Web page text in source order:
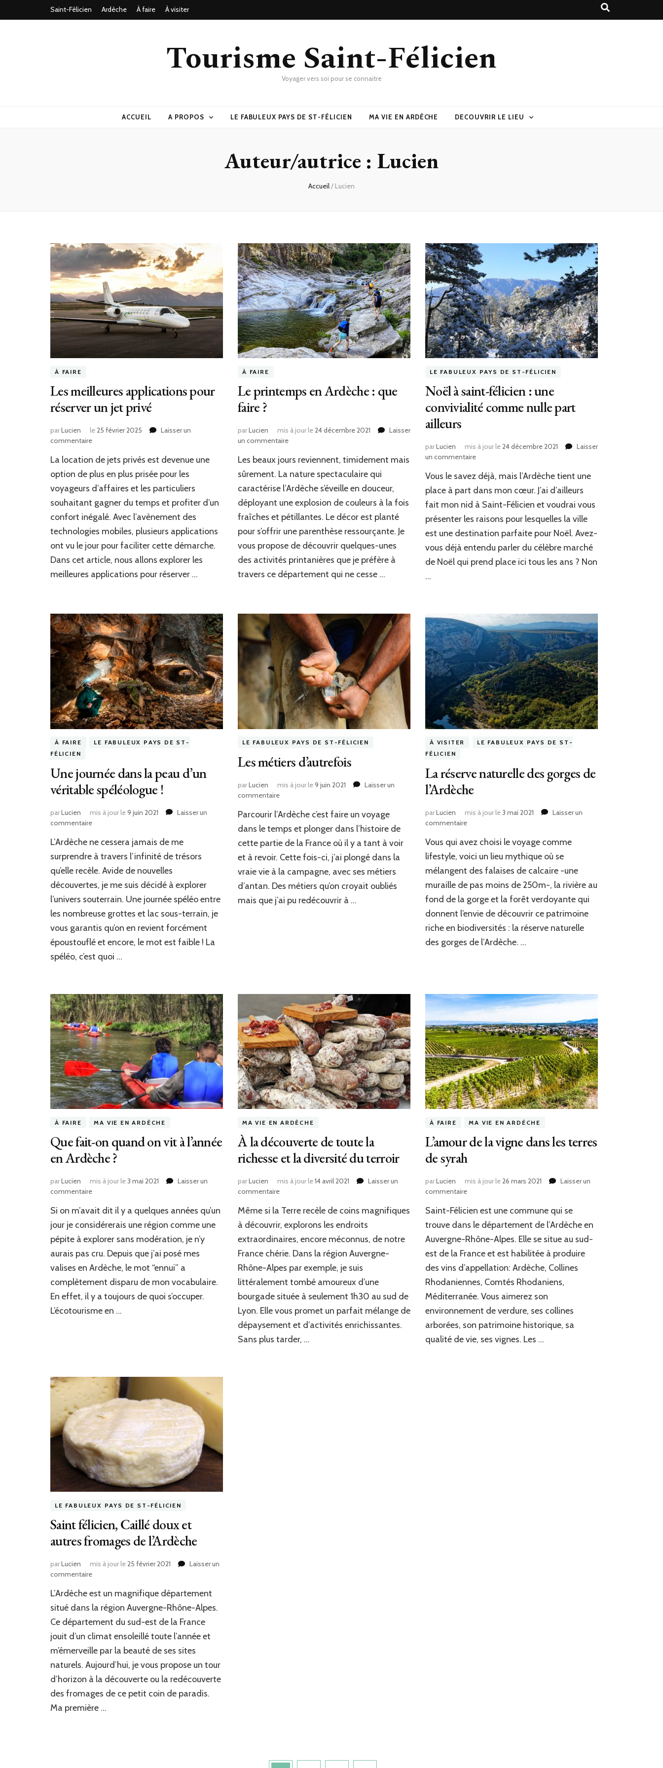
Saint-Félicien Ardèche À faire À visiter
Tourisme Saint-Félicien
Voyager vers soi pour se connaitre
ACCUEIL A PROPOS LE FABULEUX PAYS DE ST-FÉLICIEN MA VIE EN ARDÈCHE DECOUVRIR LE LIEU
Auteur/autrice : Lucien
Accueil/ Lucien
À FAIRE
Les meilleures applications pour
réserver un jet privé
parLucien le25 février 2025
Laisser un
commentaire
meilleures
applications
réserver
un
privé
La location de jets privés est devenue une
option de plus en plus prisée pour les
voyageurs d’affaires et les particuliers
souhaitant gagner du temps et profiter d’un
confort inégalé. Avec l’avènement des
technologies mobiles, plusieurs applications
ont vu le jour pour faciliter cette démarche.
Dans cet article, nous allons explorer les
meilleures applications pour réserver …
À FAIRE
Le printemps en Ardèche : que
faire ?
parLucien mis à jour le24 décembre 2021
Laisser
un commentairesur
printemps
en
:
que
faire
Les beaux jours reviennent, timidement mais
sûrement. La nature spectaculaire qui
caractérise l’Ardèche s’éveille en douceur,
déployant une explosion de couleurs à la fois
fraîches et pétillantes. Le décor est planté
pour s’offrir une parenthèse ressourçante. Je
vous propose de découvrir quelques-unes
des activités printanières que je préfère à
travers ce département qui ne cesse …
LE FABULEUX PAYS DE ST-FÉLICIEN
Noël à saint-félicien : une
convivialité comme nulle part
ailleurs
parLucien mis à jour le24 décembre 2021
Laisser
un commentairesur
à
saint-
:
une
convivialité
nulle
part
Vous le savez déjà, mais l’Ardèche tient une
place à part dans mon cœur. J’ai d’ailleurs
fait mon nid à Saint-Félicien et voudrai vous
présenter les raisons pour lesquelles la ville
est une destination parfaite pour Noël. Avez-
vous déjà entendu parler du célèbre marché
de Noël qui prend place ici tous les ans ? Non
…
À FAIRE
LE FABULEUX PAYS DE ST-
FÉLICIEN
Une journée dans la peau d’un
véritable spéléologue !
parLucien mis à jour le9 juin 2021
Laisser un
commentaire
journée
dans
peau
d’un
véritable
!
L’Ardèche ne cessera jamais de me
surprendre à travers l’infinité de trésors
qu’elle recèle. Avide de nouvelles
découvertes, je me suis décidé à explorer
l’univers souterrain. Une journée spéléo entre
les nombreuse grottes et lac sous-terrain, je
vous garantis qu’on en revient forcément
époustouflé et encore, le mot est faible ! La
spéléo, c’est quoi …
LE FABULEUX PAYS DE ST-FÉLICIEN
Les métiers d’autrefois
parLucien mis à jour le9 juin 2021
Laisser un
commentairesur
métiers
d’autrefois
Parcourir l’Ardèche c’est faire un voyage
dans le temps et plonger dans l’histoire de
cette partie de la France où il y a tant à voir
et à revoir. Cette fois-ci, j’ai plongé dans la
vraie vie à la campagne, avec ses métiers
d’antan. Des métiers qu’on croyait oubliés
mais que j’ai pu redécouvrir à …
À VISITER
LE FABULEUX PAYS DE ST-
FÉLICIEN
La réserve naturelle des gorges de
l’Ardèche
parLucien mis à jour le3 mai 2021
Laisser un
commentairesur
réserve
naturelle
gorges
de
Vous qui avez choisi le voyage comme
lifestyle, voici un lieu mythique où se
mélangent des falaises de calcaire -une
muraille de pas moins de 250m-, la rivière au
fond de la gorge et la forêt verdoyante qui
donnent l’envie de découvrir ce patrimoine
riche en biodiversités : la réserve naturelle
des gorges de l’Ardèche. …
À FAIRE MA VIE EN ARDÈCHE
Que fait-on quand on vit à l’année
en Ardèche ?
parLucien mis à jour le3 mai 2021
Laisser un
commentaire
fait-
on
on
vit
à
en
Ardèche
Si on m’avait dit il y a quelques années qu’un
jour je considérerais une région comme une
pépite à explorer sans modération, je n’y
aurais pas cru. Depuis que j’ai posé mes
valises en Ardèche, le mot “ennui” a
complètement disparu de mon vocabulaire.
En effet, il y a toujours de quoi s’occuper.
L’écotourisme en …
MA VIE EN ARDÈCHE
À la découverte de toute la
richesse et la diversité du terroir
parLucien mis à jour le14 avril 2021
Laisser un
commentairesur
la
découverte
toute
la
la
diversité
terroir
Même si la Terre recèle de coins magnifiques
à découvrir, explorons les endroits
extraordinaires, encore méconnus, de notre
France chérie. Dans la région Auvergne-
Rhône-Alpes par exemple, je suis
littéralement tombé amoureux d’une
bourgade située à seulement 1h30 au sud de
Lyon. Elle vous promet un parfait mélange de
dépaysement et d’activités enrichissantes.
Sans plus tarder, …
À FAIRE MA VIE EN ARDÈCHE
L’amour de la vigne dans les terres
de syrah
parLucien mis à jour le26 mars 2021
Laisser un
commentairesur
de
la
dans
les
de
syrah
Saint-Félicien est une commune qui se
trouve dans le département de l’Ardèche en
Auvergne-Rhône-Alpes. Elle se situe au sud-
est de la France et est habilitée à produire
des vins d’appellation: Ardèche, Collines
Rhodaniennes, Comtés Rhodaniens,
Méditerranée. Vous aimerez son
environnement de verdure, ses collines
arborées, son patrimoine historique, sa
qualité de vie, ses vignes. Les …
LE FABULEUX PAYS DE ST-FÉLICIEN
Saint félicien, Caillé doux et
autres fromages de l’Ardèche
parLucien mis à jour le25 février 2021
Laisser un
commentaire
félicien,
Caillé
et
autres
fromages
l’Ardèche
L’Ardèche est un magnifique département
situé dans la région Auvergne-Rhône-Alpes.
Ce département du sud-est de la France
jouit d’un climat ensoleillé toute l’année et
m’émerveille par la beauté de ses sites
naturels. Aujourd’hui, je vous propose un tour
d’horizon à la découverte ou la redécouverte
des fromages de ce petit coin de paradis.
Ma première …